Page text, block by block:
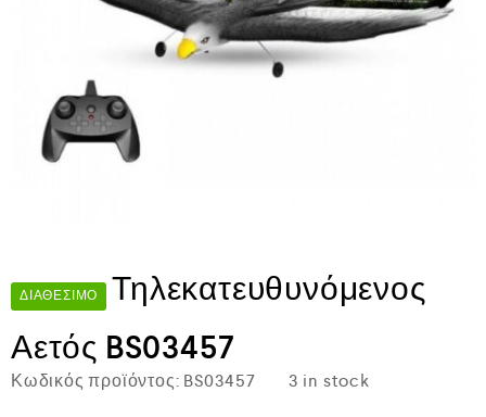
ΔΙΑΘΈΣΙΜΟ
Τηλεκατευθυνόμενος
Αετός BS03457
Κωδικός προϊόντος: BS03457 3 in stock